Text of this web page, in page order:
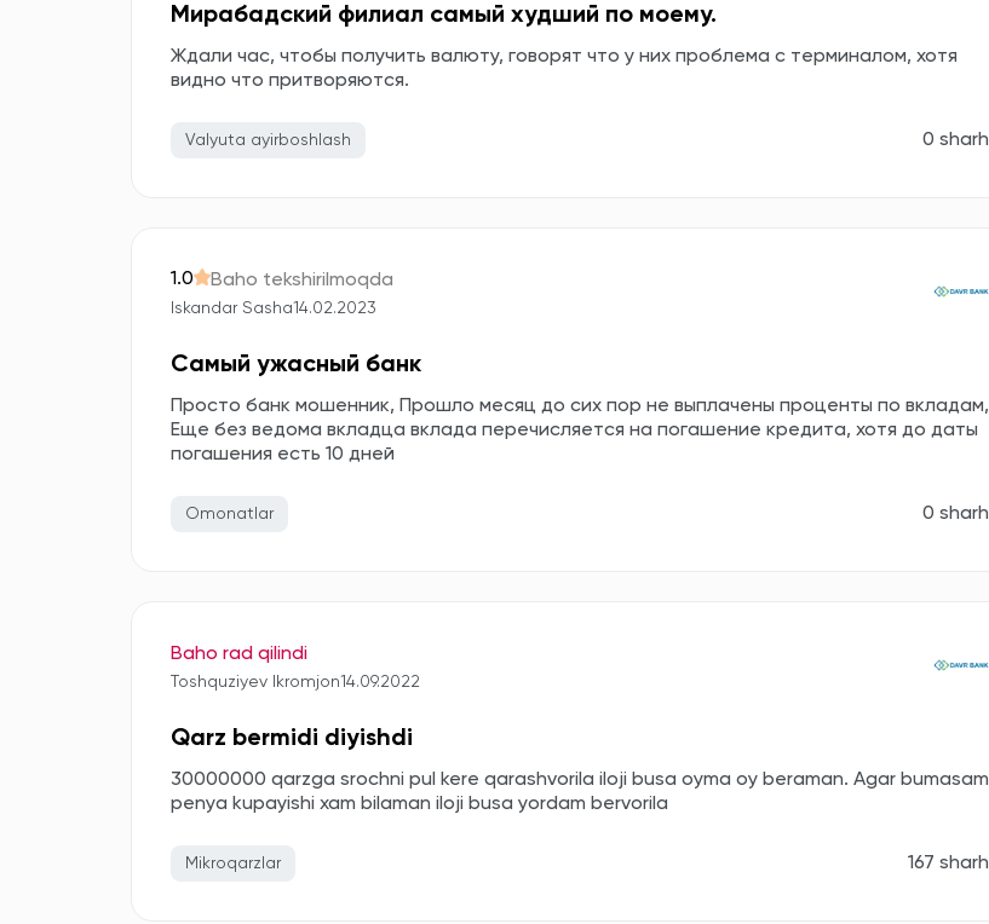
Мирабадский филиал самый худший по моему.
Ждали час, чтобы получить валюту, говорят что у них проблема с терминалом, хотя
видно что притворяются.
Valyuta ayirboshlash 0 sharh
1.0 Baho tekshirilmoqda
Iskandar Sasha14.02.2023
Самый ужасный банк
Просто банк мошенник, Прошло месяц до сих пор не выплачены проценты по вкладам,
Еще без ведома вкладца вклада перечисляется на погашение кредита, хотя до даты
погашения есть 10 дней
Omonatlar 0 sharh
Baho rad qilindi
Toshquziyev Ikromjon14.09.2022
Qarz bermidi diyishdi
30000000 qarzga srochni pul kere qarashvorila iloji busa oyma oy beraman. Agar bumasam
penya kupayishi xam bilaman iloji busa yordam bervorila
Mikroqarzlar 167 sharh